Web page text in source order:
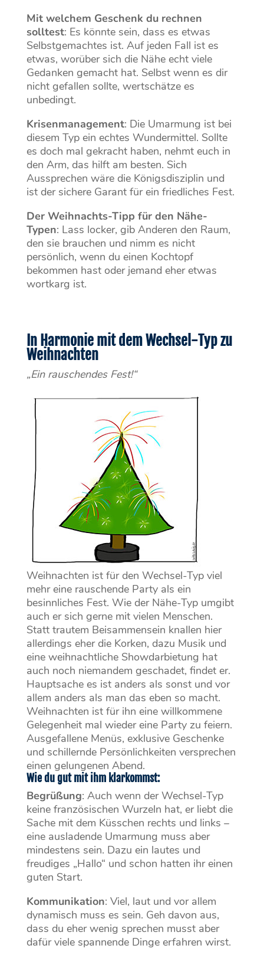
Mit welchem Geschenk du rechnen
solltest: Es könnte sein, dass es etwas
Selbstgemachtes ist. Auf jeden Fall ist es
etwas, worüber sich die Nähe echt viele
Gedanken gemacht hat. Selbst wenn es dir
nicht gefallen sollte, wertschätze es
unbedingt.
Krisenmanagement: Die Umarmung ist bei
diesem Typ ein echtes Wundermittel. Sollte
es doch mal gekracht haben, nehmt euch in
den Arm, das hilft am besten. Sich
Aussprechen wäre die Königsdisziplin und
ist der sichere Garant für ein friedliches Fest.
Der Weihnachts-Tipp für den Nähe-
Typen: Lass locker, gib Anderen den Raum,
den sie brauchen und nimm es nicht
persönlich, wenn du einen Kochtopf
bekommen hast oder jemand eher etwas
wortkarg ist.
In Harmonie mit dem Wechsel-Typ zu
Weihnachten
„Ein rauschendes Fest!“
Weihnachten ist für den Wechsel-Typ viel
mehr eine rauschende Party als ein
besinnliches Fest. Wie der Nähe-Typ umgibt
auch er sich gerne mit vielen Menschen.
Statt trautem Beisammensein knallen hier
allerdings eher die Korken, dazu Musik und
eine weihnachtliche Showdarbietung hat
auch noch niemandem geschadet, findet er.
Hauptsache es ist anders als sonst und vor
allem anders als man das eben so macht.
Weihnachten ist für ihn eine willkommene
Gelegenheit mal wieder eine Party zu feiern.
Ausgefallene Menüs, exklusive Geschenke
und schillernde Persönlichkeiten versprechen
einen gelungenen Abend.
Wie du gut mit ihm klarkommst:
Begrüßung: Auch wenn der Wechsel-Typ
keine französischen Wurzeln hat, er liebt die
Sache mit dem Küsschen rechts und links –
eine ausladende Umarmung muss aber
mindestens sein. Dazu ein lautes und
freudiges „Hallo“ und schon hatten ihr einen
guten Start.
Kommunikation: Viel, laut und vor allem
dynamisch muss es sein. Geh davon aus,
dass du eher wenig sprechen musst aber
dafür viele spannende Dinge erfahren wirst.